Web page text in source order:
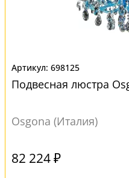
698125
Подвесная люстра
Osgona (Италия)
82 224 ₽